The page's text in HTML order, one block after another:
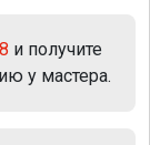
и получите
у мастера.